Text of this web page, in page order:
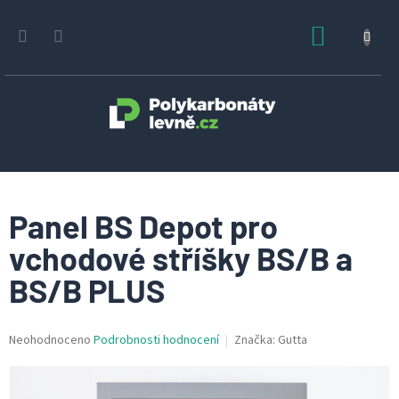
obsah
Panel BS Depot pro
vchodové stříšky BS/B a
BS/B PLUS
Průměrné
Neohodnoceno Podrobnosti hodnocení Značka: Gutta